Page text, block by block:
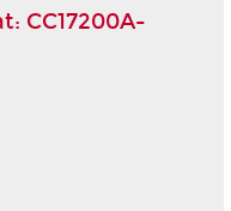
CC17200A-